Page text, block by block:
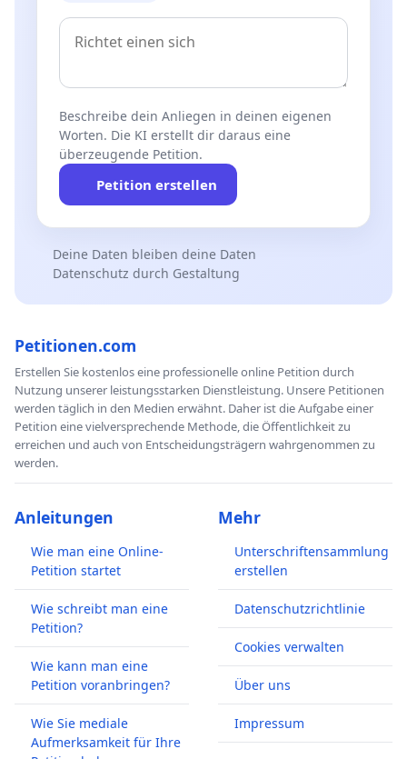
Beschreibe dein Anliegen in deinen eigenen
Worten. Die KI erstellt dir daraus eine
überzeugende Petition.
Petition erstellen
Deine Daten bleiben deine Daten
Datenschutz durch Gestaltung
Petitionen.com
Erstellen Sie kostenlos eine professionelle online Petition durch
Nutzung unserer leistungsstarken Dienstleistung. Unsere Petitionen
werden täglich in den Medien erwähnt. Daher ist die Aufgabe einer
Petition eine vielversprechende Methode, die Öffentlichkeit zu
erreichen und auch von Entscheidungsträgern wahrgenommen zu
werden.
Anleitungen
Wie man eine Online-
Petition startet
Wie schreibt man eine
Petition?
Wie kann man eine
Petition voranbringen?
Wie Sie mediale
Aufmerksamkeit für Ihre
Mehr
Unterschriftensammlung
erstellen
Datenschutzrichtlinie
Cookies verwalten
Über uns
Impressum